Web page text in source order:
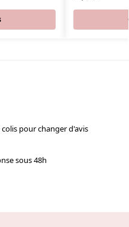
pour changer d'avis
sous 48h